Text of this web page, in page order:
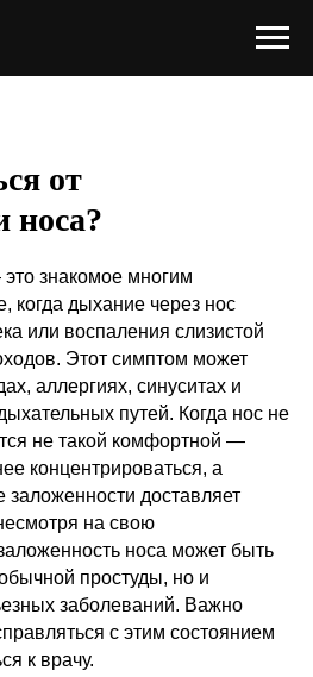
от
носа?
знакомое многим
когда дыхание через нос
или воспаления слизистой
Этот симптом может
аллергиях, синуситах и
путей. Когда нос не
не такой комфортной —
концентрироваться, а
доставляет
на свою
носа может быть
простуды, но и
заболеваний. Важно
с этим состоянием
к врачу.